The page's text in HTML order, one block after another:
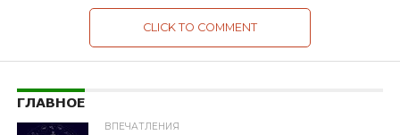
CLICK TO COMMENT
ГЛАВНОЕ
ВПЕЧАТЛЕНИЯ